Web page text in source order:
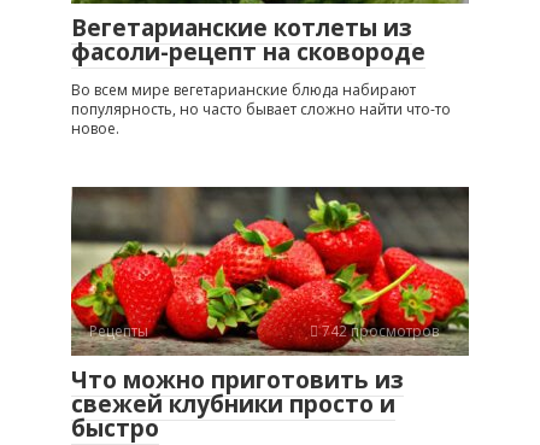
Вегетарианские котлеты из
фасоли-рецепт на сковороде
Во всем мире вегетарианские блюда набирают
популярность, но часто бывает сложно найти что-то
новое.
Рецепты 742 просмотров
Что можно приготовить из
свежей клубники просто и
быстро